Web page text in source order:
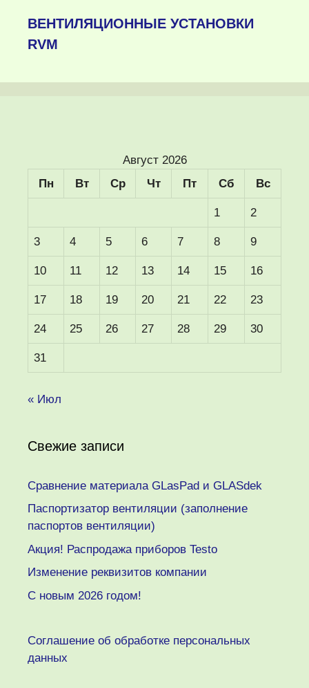
ВЕНТИЛЯЦИОННЫЕ УСТАНОВКИ
RVM
Август 2026
Пн
Вт Ср Чт Пт Сб Вс
1 2
3 4 5 6 7 8 9
10 11 12 13 14 15 16
17 18 19 20 21 22 23
24 25 26 27 28 29 30
31
« Июл
Свежие записи
Сравнение материала GLasPad и GLASdek
Паспортизатор вентиляции (заполнение
паспортов вентиляции)
Акция! Распродажа приборов Testo
Изменение реквизитов компании
C новым 2026 годом!
Соглашение об обработке персональных
данных